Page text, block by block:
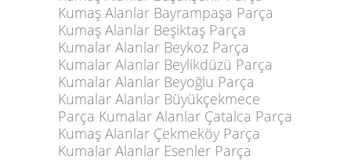
Kumaş Alanlar Bayrampaşa Parça
Kumaş Alanlar Beşiktaş Parça
Kumalar Alanlar Beykoz Parça
Kumalar Alanlar Beylikdüzü Parça
Kumalar Alanlar Beyoğlu Parça
Kumalar Alanlar Büyükçekmece
Parça Kumalar Alanlar Çatalca Parça
Kumaş Alanlar Çekmeköy Parça
Kumalar Alanlar Esenler Parça